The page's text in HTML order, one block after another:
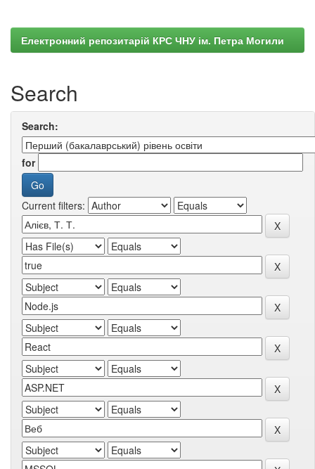
Електронний репозитарій КРС ЧНУ ім. Петра Могили
Search
Search:
for
Current filters: